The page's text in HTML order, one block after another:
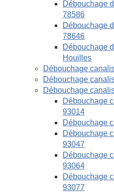
Débouchage
78586
Débouchage
78646
Débouchage
Houilles
Débouchage
Débouchage
Débouchage
Débouchage
93014
Débouchage
Débouchage
93047
Débouchage
93064
Débouchage
93077